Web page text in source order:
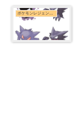
ポケモンレジェンズZ-Aまとめ